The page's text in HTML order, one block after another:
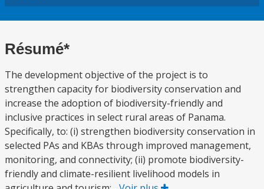
Résumé*
The development objective of the project is to
strengthen capacity for biodiversity conservation and
increase the adoption of biodiversity-friendly and
inclusive practices in select rural areas of Panama.
Specifically, to: (i) strengthen biodiversity conservation in
selected PAs and KBAs through improved management,
monitoring, and connectivity; (ii) promote biodiversity-
friendly and climate-resilient livelihood models in